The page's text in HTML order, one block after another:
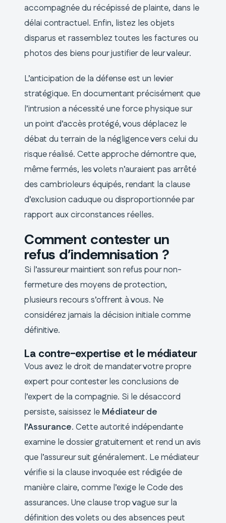
accompagnée du récépissé de plainte, dans le
délai contractuel. Enfin, listez les objets
disparus et rassemblez toutes les factures ou
photos des biens pour justifier de leur valeur.
L’anticipation de la défense est un levier
stratégique. En documentant précisément que
l’intrusion a nécessité une force physique sur
un point d’accès protégé, vous déplacez le
débat du terrain de la négligence vers celui du
risque réalisé. Cette approche démontre que,
même fermés, les volets n’auraient pas arrêté
des cambrioleurs équipés, rendant la clause
d’exclusion caduque ou disproportionnée par
rapport aux circonstances réelles.
Comment contester un
refus d’indemnisation ?
Si l’assureur maintient son refus pour non-
fermeture des moyens de protection,
plusieurs recours s’offrent à vous. Ne
considérez jamais la décision initiale comme
définitive.
La contre-expertise et le médiateur
Vous avez le droit de mandater votre propre
expert pour contester les conclusions de
l’expert de la compagnie. Si le désaccord
persiste, saisissez le Médiateur de
l’Assurance. Cette autorité indépendante
examine le dossier gratuitement et rend un avis
que l’assureur suit généralement. Le médiateur
vérifie si la clause invoquée est rédigée de
manière claire, comme l’exige le Code des
assurances. Une clause trop vague sur la
définition des volets ou des absences peut